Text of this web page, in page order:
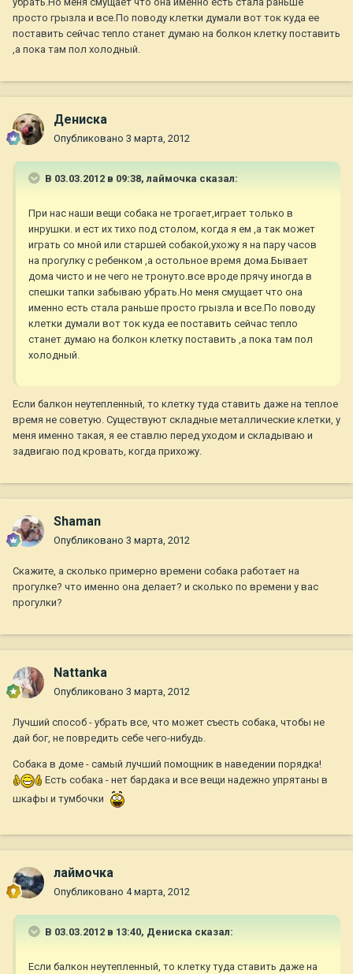
просто грызла и все.По поводу клетки думали вот ток куда ее
поставить сейчас тепло станет думаю на болкон клетку поставить
,а пока там пол холодный.
Дениска
Опубликовано 3 марта, 2012
В 03.03.2012 в 09:38, лаймочка сказал:
При нас наши вещи собака не трогает,играет только в
инрушки. и ест их тихо под столом, когда я ем ,а так может
играть со мной или старшей собакой,ухожу я на пару часов
на прогулку с ребенком ,а остольное время дома.Бывает
дома чисто и не чего не тронуто.все вроде прячу иногда в
спешки тапки забываю убрать.Но меня смущает что она
именно есть стала раньше просто грызла и все.По поводу
клетки думали вот ток куда ее поставить сейчас тепло
станет думаю на болкон клетку поставить ,а пока там пол
холодный.
Если балкон неутепленный, то клетку туда ставить даже на теплое
время не советую. Существуют складные металлические клетки, у
меня именно такая, я ее ставлю перед уходом и складываю и
задвигаю под кровать, когда прихожу.
Shaman
Опубликовано 3 марта, 2012
Скажите, а сколько примерно времени собака работает на
прогулке? что именно она делает? и сколько по времени у вас
прогулки?
Nattanka
Опубликовано 3 марта, 2012
Лучший способ - убрать все, что может съесть собака, чтобы не
дай бог, не повредить себе чего-нибудь.
Собака в доме - самый лучший помощник в наведении порядка!
Есть собака - нет бардака и все вещи надежно упрятаны в
шкафы и тумбочки
лаймочка
Опубликовано 4 марта, 2012
В 03.03.2012 в 13:40, Дениска сказал:
Если балкон неутепленный, то клетку туда ставить даже на